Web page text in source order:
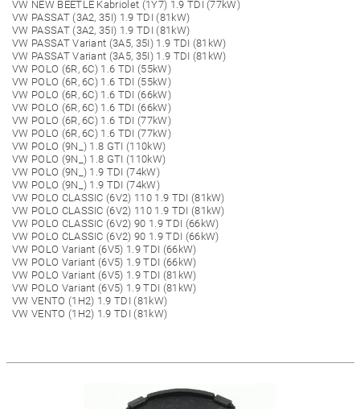
VW NEW BEETLE Kabriolet (1Y7) 1.9 TDI (77kW)
VW PASSAT (3A2, 35I) 1.9 TDI (81kW)
VW PASSAT (3A2, 35I) 1.9 TDI (81kW)
VW PASSAT Variant (3A5, 35I) 1.9 TDI (81kW)
VW PASSAT Variant (3A5, 35I) 1.9 TDI (81kW)
VW POLO (6R, 6C) 1.6 TDI (55kW)
VW POLO (6R, 6C) 1.6 TDI (55kW)
VW POLO (6R, 6C) 1.6 TDI (66kW)
VW POLO (6R, 6C) 1.6 TDI (66kW)
VW POLO (6R, 6C) 1.6 TDI (77kW)
VW POLO (6R, 6C) 1.6 TDI (77kW)
VW POLO (9N_) 1.8 GTI (110kW)
VW POLO (9N_) 1.8 GTI (110kW)
VW POLO (9N_) 1.9 TDI (74kW)
VW POLO (9N_) 1.9 TDI (74kW)
VW POLO CLASSIC (6V2) 110 1.9 TDI (81kW)
VW POLO CLASSIC (6V2) 110 1.9 TDI (81kW)
VW POLO CLASSIC (6V2) 90 1.9 TDI (66kW)
VW POLO CLASSIC (6V2) 90 1.9 TDI (66kW)
VW POLO Variant (6V5) 1.9 TDI (66kW)
VW POLO Variant (6V5) 1.9 TDI (66kW)
VW POLO Variant (6V5) 1.9 TDI (81kW)
VW POLO Variant (6V5) 1.9 TDI (81kW)
VW VENTO (1H2) 1.9 TDI (81kW)
VW VENTO (1H2) 1.9 TDI (81kW)